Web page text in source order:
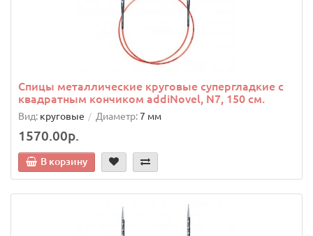
Спицы металлические круговые супергладкие c
квадратным кончиком addiNovel, N7, 150 см.
Вид: круговые Диаметр:7 мм
1570.00р.
В корзину